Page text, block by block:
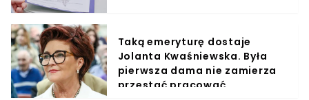
Taką emeryturę dostaje
Jolanta Kwaśniewska. Była
pierwsza dama nie zamierza
przestać pracować